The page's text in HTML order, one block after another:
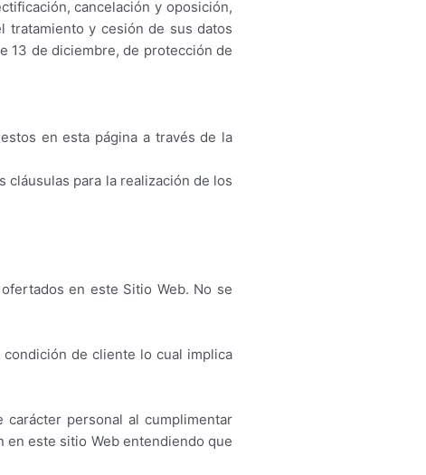
cancelación y oposición,
y cesión de sus datos
13 de diciembre, de protección de
en esta página a través de la
para la realización de los
en este Sitio Web. No se
de cliente lo cual implica
personal al cumplimentar
en este sitio Web entendiendo que